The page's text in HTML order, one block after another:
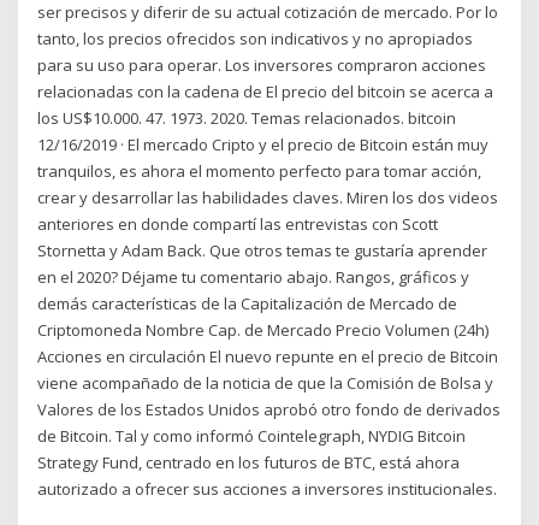
ser precisos y diferir de su actual cotización de mercado. Por lo
tanto, los precios ofrecidos son indicativos y no apropiados
para su uso para operar. Los inversores compraron acciones
relacionadas con la cadena de El precio del bitcoin se acerca a
los US$10.000. 47. 1973. 2020. Temas relacionados. bitcoin
12/16/2019 · El mercado Cripto y el precio de Bitcoin están muy
tranquilos, es ahora el momento perfecto para tomar acción,
crear y desarrollar las habilidades claves. Miren los dos videos
anteriores en donde compartí las entrevistas con Scott
Stornetta y Adam Back. Que otros temas te gustaría aprender
en el 2020? Déjame tu comentario abajo. Rangos, gráficos y
demás características de la Capitalización de Mercado de
Criptomoneda Nombre Cap. de Mercado Precio Volumen (24h)
Acciones en circulación El nuevo repunte en el precio de Bitcoin
viene acompañado de la noticia de que la Comisión de Bolsa y
Valores de los Estados Unidos aprobó otro fondo de derivados
de Bitcoin. Tal y como informó Cointelegraph, NYDIG Bitcoin
Strategy Fund, centrado en los futuros de BTC, está ahora
autorizado a ofrecer sus acciones a inversores institucionales.